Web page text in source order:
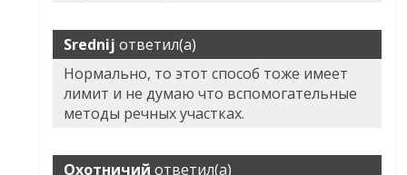
Srednij ответил(а)
Нормально, то этот способ тоже имеет
лимит и не думаю что вспомогательные
методы речных участках.
Охотничий ответил(а)